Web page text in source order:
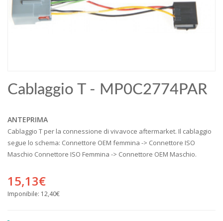
Cablaggio T - MP0C2774PAR
ANTEPRIMA
Cablaggio T per la connessione di vivavoce aftermarket. Il cablaggio
segue lo schema: Connettore OEM femmina -> Connettore ISO
Maschio Connettore ISO Femmina -> Connettore OEM Maschio.
15,13€
Imponibile: 12,40€